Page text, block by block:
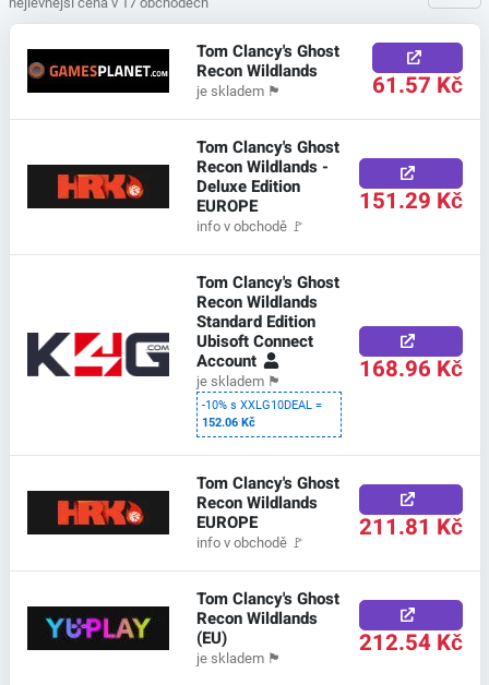
Tom Clancy's Ghost
Recon Wildlands
je skladem 🏴 61.57 Kč
Tom Clancy's Ghost
Recon Wildlands -
Deluxe Edition
EUROPE
info v obchodě 🚩
151.29 Kč
Tom Clancy's Ghost
Recon Wildlands
Standard Edition
Ubisoft Connect
Account
je skladem 🏴
-10% s XXLG10DEAL =
152.06 Kč
168.96 Kč
Tom Clancy's Ghost
Recon Wildlands
EUROPE
info v obchodě 🚩 211.81 Kč
Tom Clancy's Ghost
Recon Wildlands
(EU)
je skladem 🏴 212.54 Kč